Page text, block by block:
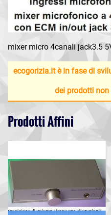
mixer micro 4canali jack3.5
ecogorizia.it è in fase di
dei prodotti
Prodotti Affini